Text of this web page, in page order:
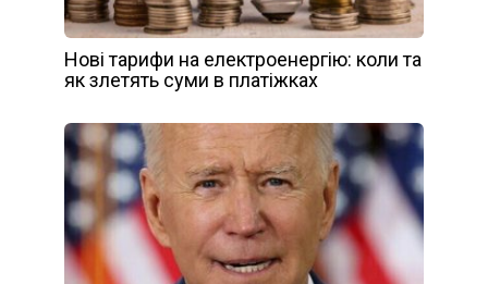
Нові тарифи на електроенергію: коли та
як злетять суми в платіжках